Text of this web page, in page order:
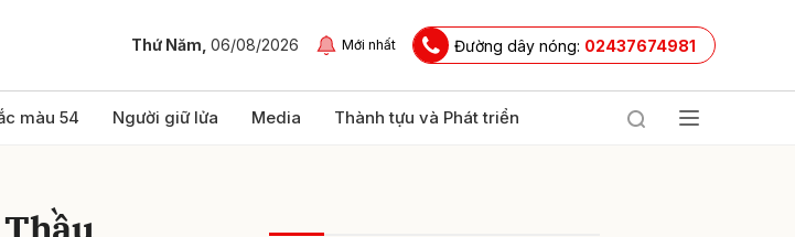
Thứ Năm, 06/08/2026 Mới nhất Đường dây nóng: 02437674981
màu 54 Người giữ lửa Media Thành tựu và Phát triển